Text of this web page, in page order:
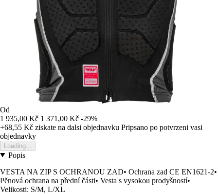
Od
1 935,00 Kč 1 371,00 Kč -29%
+68,55 Kč ziskate na dalsi objednavku Pripsano po potvrzeni vasi
objednavky
Loading...
Popis
VESTA NA ZIP S OCHRANOU ZAD• Ochrana zad CE EN1621-2•
Pěnová ochrana na přední části• Vesta s vysokou prodyšností•
Velikosti: S/M, L/XL